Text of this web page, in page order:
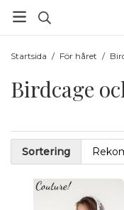
Startsida / För håret /
Birdcage
Sortering